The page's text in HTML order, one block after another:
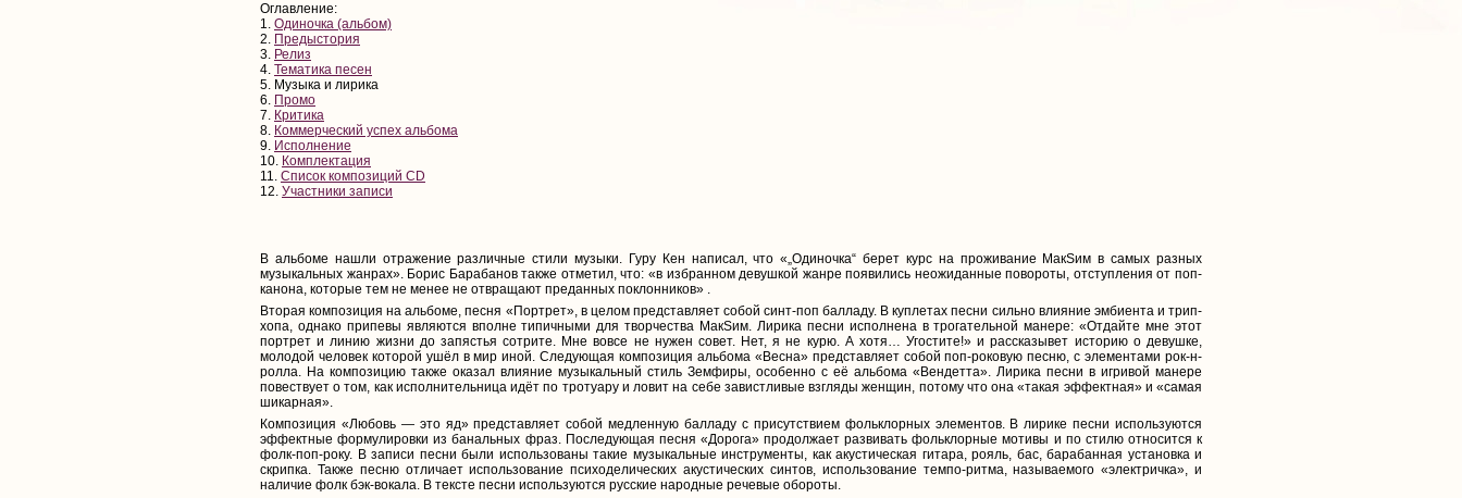
Оглавление:
1. Одиночка (альбом)
2. Предыстория
3. Релиз
4. Тематика песен
5. Музыка и лирика
6. Промо
7. Критика
8. Коммерческий успех альбома
9. Исполнение
10. Комплектация
11. Список композиций CD
12. Участники записи
В альбоме нашли отражение различные стили музыки. Гуру Кен написал, что «„Одиночка“ берет курс на проживание МакSим в самых разных
музыкальных жанрах». Борис Барабанов также отметил, что: «в избранном девушкой жанре появились неожиданные повороты, отступления от поп-
канона, которые тем не менее не отвращают преданных поклонников» .
Вторая композиция на альбоме, песня «Портрет», в целом представляет собой синт-поп балладу. В куплетах песни сильно влияние эмбиента и трип-
хопа, однако припевы являются вполне типичными для творчества МакSим. Лирика песни исполнена в трогательной манере: «Отдайте мне этот
портрет и линию жизни до запястья сотрите. Мне вовсе не нужен совет. Нет, я не курю. А хотя… Угостите!» и рассказывет историю о девушке,
молодой человек которой ушёл в мир иной. Следующая композиция альбома «Весна» представляет собой поп-роковую песню, с элементами рок-н-
ролла. На композицию также оказал влияние музыкальный стиль Земфиры, особенно с её альбома «Вендетта». Лирика песни в игривой манере
повествует о том, как исполнительница идёт по тротуару и ловит на себе завистливые взгляды женщин, потому что она «такая эффектная» и «самая
шикарная».
Композиция «Любовь — это яд» представляет собой медленную балладу c присутствием фольклорных элементов. В лирике песни используются
эффектные формулировки из банальных фраз. Последующая песня «Дорога» продолжает развивать фольклорные мотивы и по стилю относится к
фолк-поп-року. В записи песни были использованы такие музыкальные инструменты, как акустическая гитара, рояль, бас, барабанная установка и
скрипка. Также песню отличает использование психоделических акустических синтов, использование темпо-ритма, называемого «электричка», и
наличие фолк бэк-вокала. В тексте песни используются русские народные речевые обороты.